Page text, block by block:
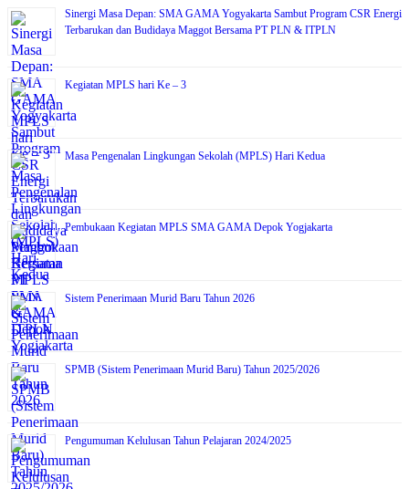
Sinergi Masa Depan: SMA GAMA Yogyakarta Sambut Program CSR Energi
Terbarukan dan Budidaya Maggot Bersama PT PLN & ITPLN
Kegiatan MPLS hari Ke – 3
Masa Pengenalan Lingkungan Sekolah (MPLS) Hari Kedua
Pembukaan Kegiatan MPLS SMA GAMA Depok Yogjakarta
Sistem Penerimaan Murid Baru Tahun 2026
SPMB (Sistem Penerimaan Murid Baru) Tahun 2025/2026
Pengumuman Kelulusan Tahun Pelajaran 2024/2025